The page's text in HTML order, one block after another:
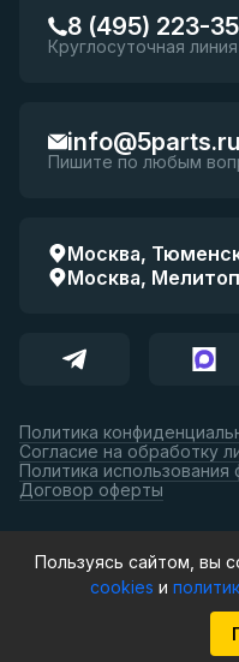
8 (495) 223-
Круглосуточная линия
info@5parts.ru
Пишите по любым
Москва,
Москва,
Политика
Согласие на обработку
Политика использования
Договор оферты
Принимаем к оплате:
© 5parts, 2026. Все
Пользуясь сайтом, вы
cookies и